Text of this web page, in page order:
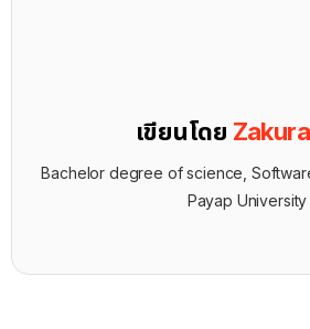
เขียนโดย
Bachelor degree of science,
Payap University